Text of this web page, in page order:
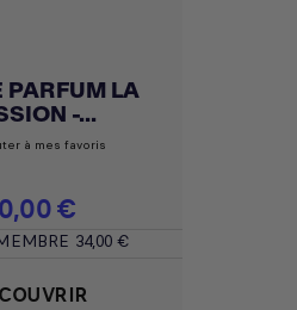
PARFUM LA
-...
à mes favoris
€
34,00 €